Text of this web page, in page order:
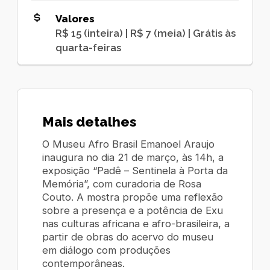
Valores
R$ 15 (inteira) | R$ 7 (meia) | Grátis às
quarta-feiras
Mais detalhes
O Museu Afro Brasil Emanoel Araujo
inaugura no dia 21 de março, às 14h, a
exposição “Padê – Sentinela à Porta da
Memória”, com curadoria de Rosa
Couto. A mostra propõe uma reflexão
sobre a presença e a potência de Exu
nas culturas africana e afro-brasileira, a
partir de obras do acervo do museu
em diálogo com produções
contemporâneas.